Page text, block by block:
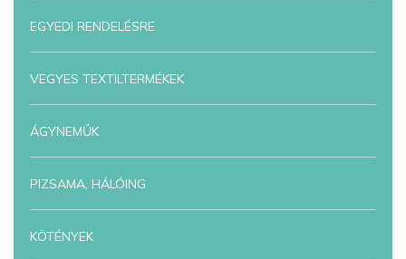
EGYEDI RENDELÉSRE
VEGYES TEXTILTERMÉKEK
ÁGYNEMŰK
PIZSAMA, HÁLÓING
KÖTÉNYEK